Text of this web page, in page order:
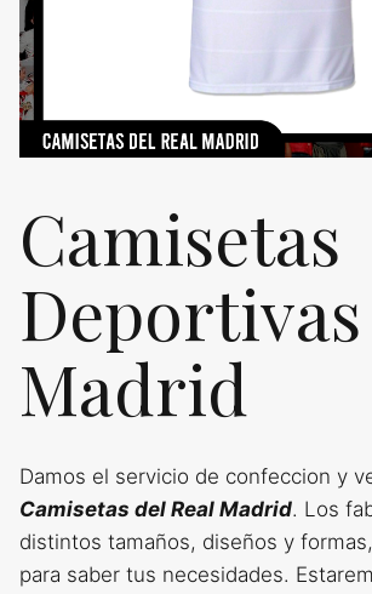
Camisetas
Deportivas
Madrid
Damos el servicio de confeccion y
Camisetas del Real Madrid. Los
distintos tamaños, diseños y
para saber tus necesidades.